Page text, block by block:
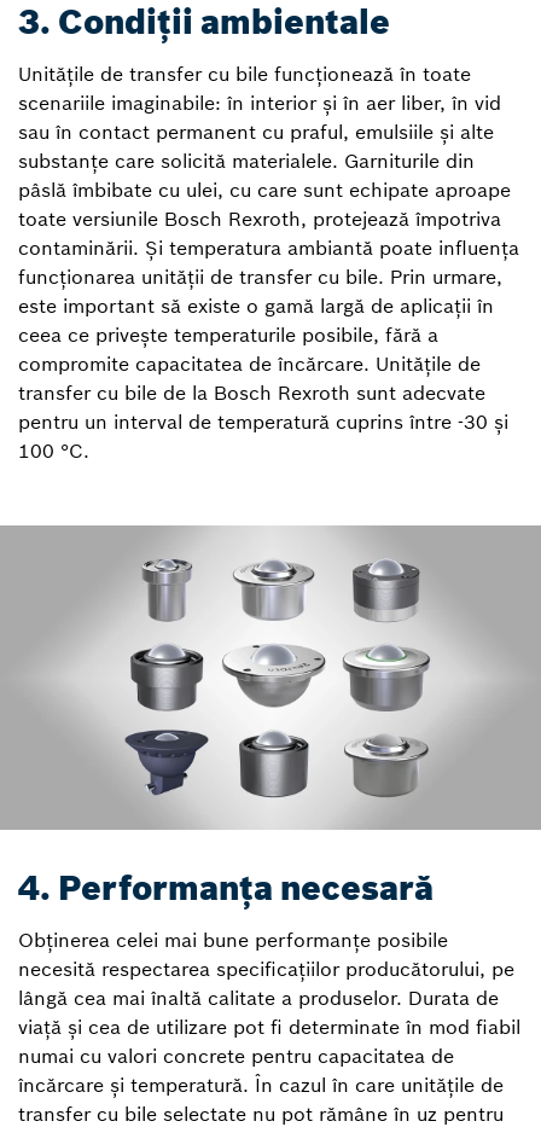
3. Condiții ambientale
Unitățile de transfer cu bile funcționează în toate
scenariile imaginabile: în interior și în aer liber, în vid
sau în contact permanent cu praful, emulsiile și alte
substanțe care solicită materialele. Garniturile din
pâslă îmbibate cu ulei, cu care sunt echipate aproape
toate versiunile Bosch Rexroth, protejează împotriva
contaminării. Și temperatura ambiantă poate influența
funcționarea unității de transfer cu bile. Prin urmare,
este important să existe o gamă largă de aplicații în
ceea ce privește temperaturile posibile, fără a
compromite capacitatea de încărcare. Unitățile de
transfer cu bile de la Bosch Rexroth sunt adecvate
pentru un interval de temperatură cuprins între -30 și
100 °C.
4. Performanța necesară
Obținerea celei mai bune performanțe posibile
necesită respectarea specificațiilor producătorului, pe
lângă cea mai înaltă calitate a produselor. Durata de
viață și cea de utilizare pot fi determinate în mod fiabil
numai cu valori concrete pentru capacitatea de
încărcare și temperatură. În cazul în care unitățile de
transfer cu bile selectate nu pot rămâne în uz pentru